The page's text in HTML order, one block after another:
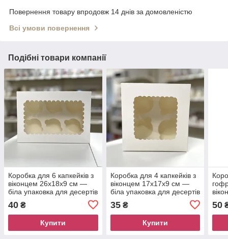
Повернення товару впродовж 14 днів за домовленістю
Всі умови повернення
Подібні товари компанії
Коробка для 6 капкейків з
віконцем 26х18х9 см —
біла упаковка для десертів
40 ₴
Купити
Коробка для 4 капкейків з
віконцем 17х17х9 см —
біла упаковка для десертів
35₴
Купити
50